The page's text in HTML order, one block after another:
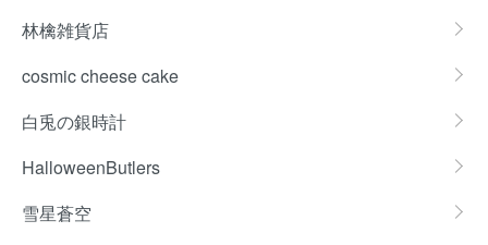
林檎雑貨店
cosmic cheese cake
白兎の銀時計
HalloweenButlers
雪星蒼空